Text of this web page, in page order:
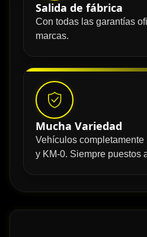
Salida de fábrica
Con todas las garantías
marcas.
Mucha Variedad
Vehículos
y KM-0. Siempre puestos